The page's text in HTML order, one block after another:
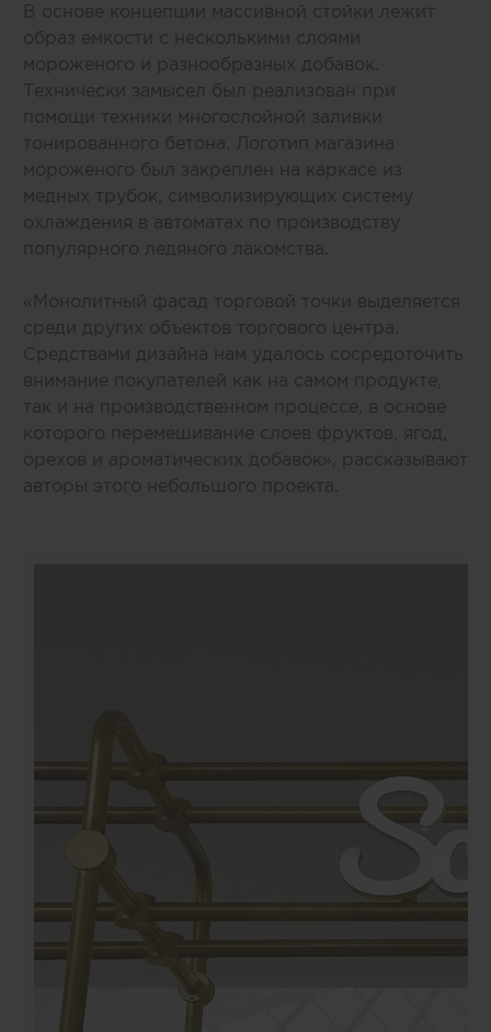
В основе концепции массивной стойки лежит
образ емкости с несколькими слоями
мороженого и разнообразных добавок.
Технически замысел был реализован при
помощи техники многослойной заливки
тонированного бетона. Логотип магазина
мороженого был закреплен на каркасе из
медных трубок, символизирующих систему
охлаждения в автоматах по производству
популярного ледяного лакомства.
«Монолитный фасад торговой точки выделяется
среди других объектов торгового центра.
Средствами дизайна нам удалось сосредоточить
внимание покупателей как на самом продукте,
так и на производственном процессе, в основе
которого перемешивание слоев фруктов, ягод,
орехов и ароматических добавок», рассказывают
авторы этого небольшого проекта.